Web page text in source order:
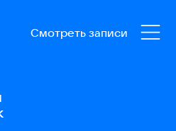
Смотреть записи